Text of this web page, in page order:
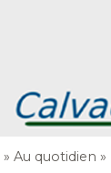
» Au quotidien »